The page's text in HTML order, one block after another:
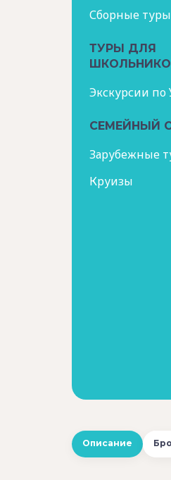
Сборные туры
ТУРЫ ДЛЯ
Экскурсии по
СЕМЕЙНЫЙ
Зарубежные
Круизы
Описание